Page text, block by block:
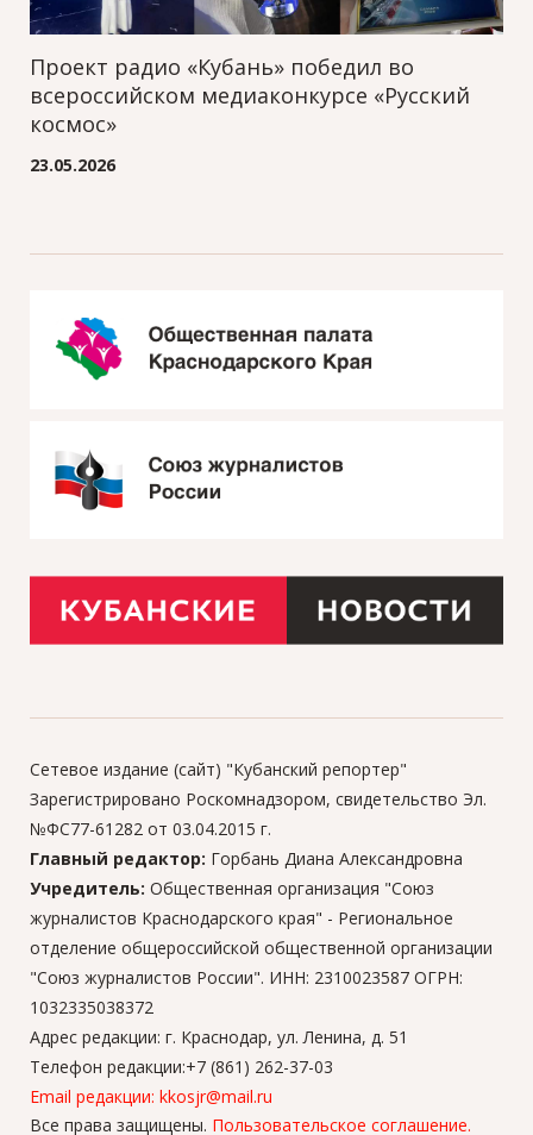
Проект радио «Кубань» победил во
всероссийском медиаконкурсе «Русский
космос»
23.05.2026
Сетевое издание (сайт) "Кубанский репортер"
Зарегистрировано Роскомнадзором, свидетельство Эл.
№ФС77-61282 от 03.04.2015 г.
Главный редактор: Горбань Диана Александровна
Учредитель: Общественная организация "Союз
журналистов Краснодарского края" - Региональное
отделение общероссийской общественной организации
"Союз журналистов России". ИНН: 2310023587 ОГРН:
1032335038372
Адрес редакции: г. Краснодар, ул. Ленина, д. 51
Телефон редакции:+7 (861) 262-37-03
Email редакции: kkosjr@mail.ru
Все права защищены. Пользовательское соглашение.